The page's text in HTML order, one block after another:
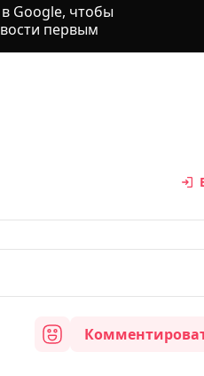
Google, чтобы
первым